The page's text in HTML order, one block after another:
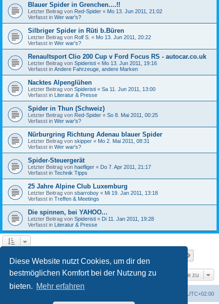
Diese Website nutzt Cookies, um dir den
bestmöglichen Komfort bei der Nutzung zu
bieten. Mehr erfahren
Blauer Spider in Grenchen....!!
Letzter Beitrag von Red-Spider « Mo 13. Jun 2011, 21:02
Verfasst in Wer war's?
Silbriger Spider in Rüti b.Büren
Letzter Beitrag von Rolf S. « Mo 13. Jun 2011, 20:22
Verfasst in Wer war's?
Renaultsport Clio 200 Cup v Ford Focus RS - autocar.co.uk
Letzter Beitrag von Spideristi « Mo 13. Jun 2011, 19:16
Verfasst in Andere Fahrzeuge, andere Marken
Nacktes Alpenglühen
Letzter Beitrag von Spideristi « Sa 11. Jun 2011, 13:00
Verfasst in Literatur & Presse
Spider in Thun (Schweiz)
Letzter Beitrag von Red-Spider « So 8. Mai 2011, 00:25
Verfasst in Wer war's?
Nürburgring Richtung Adenau blauer Spider
Letzter Beitrag von skipper « Mo 2. Mai 2011, 08:31
Verfasst in Wer war's?
Spider-Steuergerät
Letzter Beitrag von haefliger « Do 7. Apr 2011, 21:17
Verfasst in Technik Tipps
25 Jahre Alpine Club Luxemburg
Letzter Beitrag von sbarroboy « Mi 19. Jan 2011, 13:18
Verfasst in Treffen & Meetings
Die spinnen, bei YAHOO...
Letzter Beitrag von Spideristi « Di 11. Jan 2011, 19:28
Verfasst in Literatur & Presse
Gehe zu
UTC+02:00